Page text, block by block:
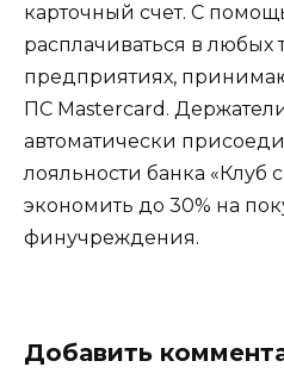
карточный счет. С
расплачиваться в любых
предприятиях,
ПС Mastercard.
автоматически
лояльности банка «Клуб
экономить до 30% на
финучреждения.
Добавить